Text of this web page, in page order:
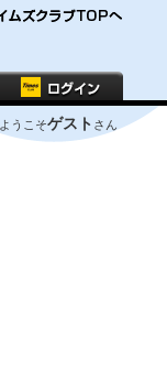
ようこそゲスト さん